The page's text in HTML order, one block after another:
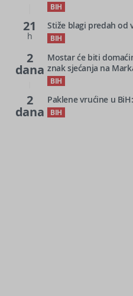
BIH
21
h
Stiže blagi predah od
BIH
2
dana
Mostar će biti
znak sjećanja na
BIH
2
dana
Paklene vrućine u
BIH